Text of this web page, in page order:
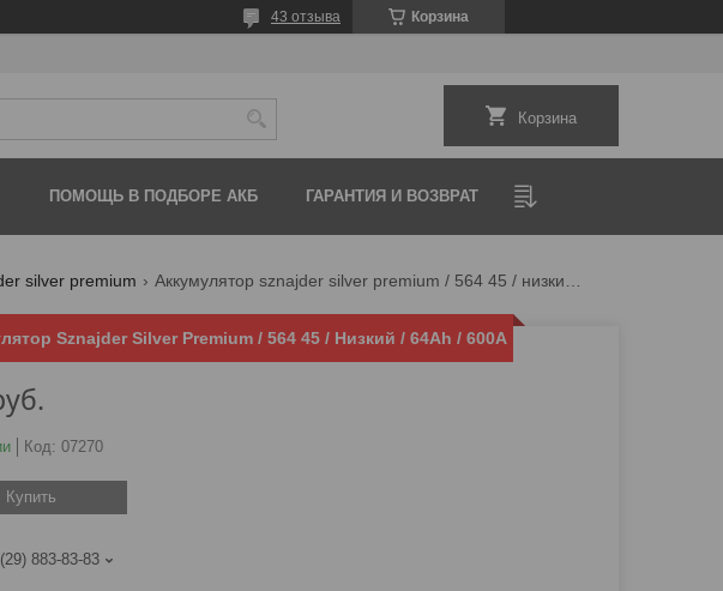
Корзина
43 отзыва
Корзина
ПОМОЩЬ В ПОДБОРЕ АКБ ГАРАНТИЯ И ВОЗВРАТ
silver premium Аккумулятор sznajder silver premium / 564 45 / низкий / 64ah / 600а
Sznajder Silver Premium / 564 45 / Низкий / 64Ah / 600А
Код: 07270
Купить
883-83-83